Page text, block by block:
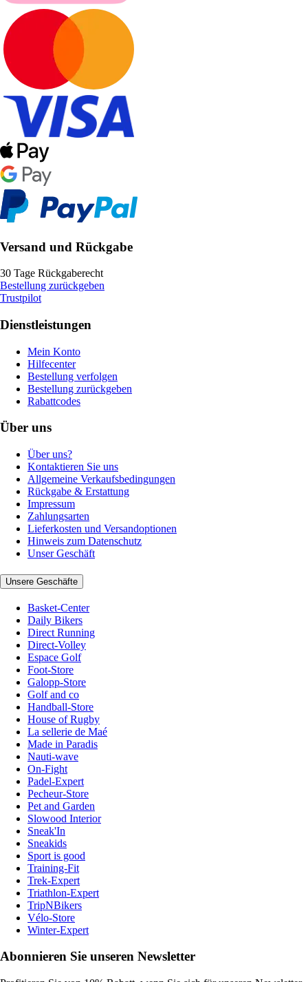
Versand und Rückgabe
30 Tage Rückgaberecht
Bestellung zurückgeben
Trustpilot
Dienstleistungen
Mein Konto
Hilfecenter
Bestellung verfolgen
Bestellung zurückgeben
Rabattcodes
Über uns
Über uns?
Kontaktieren Sie uns
Allgemeine Verkaufsbedingungen
Rückgabe & Erstattung
Impressum
Zahlungsarten
Lieferkosten und Versandoptionen
Hinweis zum Datenschutz
Unser Geschäft
Unsere Geschäfte
Basket-Center
Daily Bikers
Direct Running
Direct-Volley
Espace Golf
Foot-Store
Galopp-Store
Golf and co
Handball-Store
House of Rugby
La sellerie de Maé
Made in Paradis
Nauti-wave
On-Fight
Padel-Expert
Pecheur-Store
Pet and Garden
Slowood Interior
Sneak'In
Sneakids
Sport is good
Training-Fit
Trek-Expert
Triathlon-Expert
TripNBikers
Vélo-Store
Winter-Expert
Abonnieren Sie unseren Newsletter